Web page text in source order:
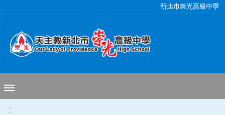
新北市崇光高級中學
:::